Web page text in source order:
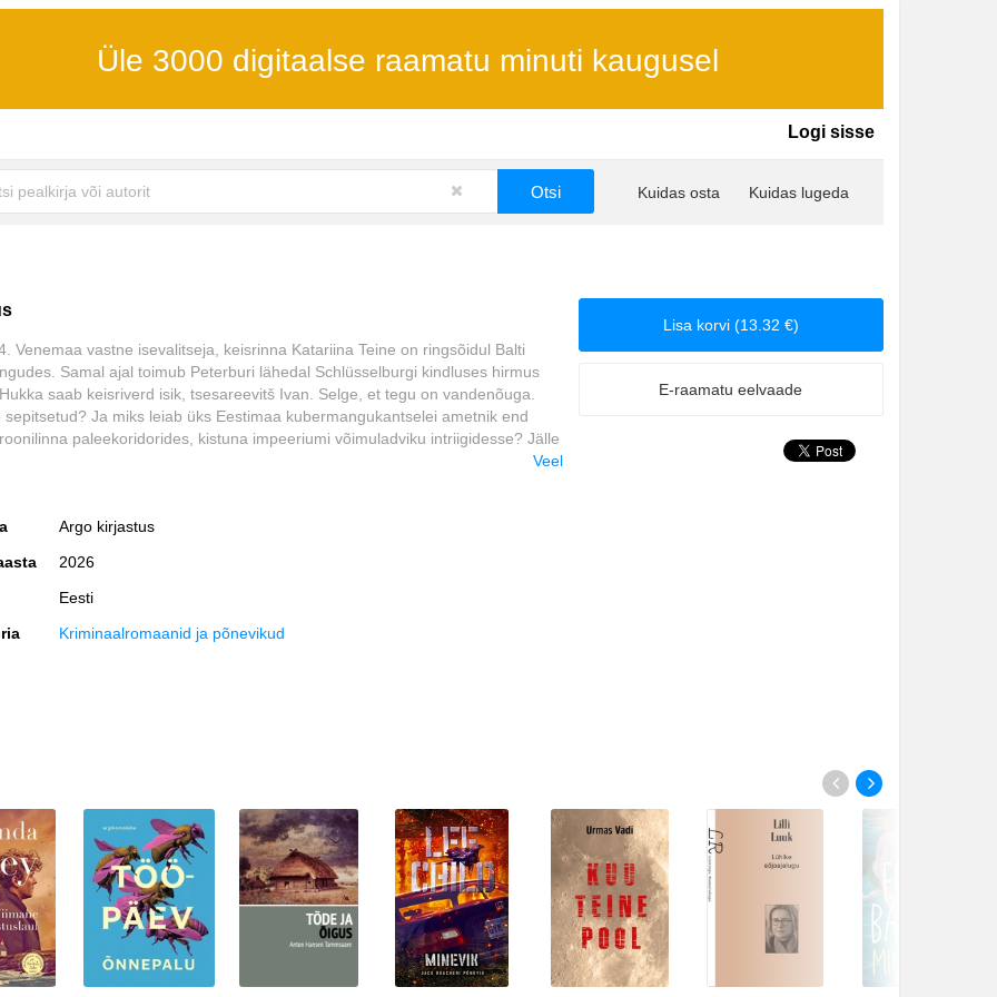
Üle 3000 digitaalse raamatu minuti kaugusel
Logi sisse
Kuidas osta Kuidas lugeda
Lisa korvi (13.32 €)
E-raamatu eelvaade
Venemaa vastne isevalitseja, keisrinna Katariina Teine on ringsõidul Balti
Samal ajal toimub Peterburi lähedal Schlüsselburgi kindluses hirmus
saab keisriverd isik, tsesareevitš Ivan. Selge, et tegu on vandenõuga.
sepitsetud? Ja miks leiab üks Eestimaa kubermangukantselei ametnik end
paleekoridorides, kistuna impeeriumi võimuladviku intriigidesse? Jälle
adrakohtu assessoril, nüüdsel kubermangusekretäril Johann (Hans) de Hiol
krimiromaanile „Sootuks teised saared“.
Veel
Argo kirjastus
2026
Eesti
Kriminaalromaanid ja põnevikud